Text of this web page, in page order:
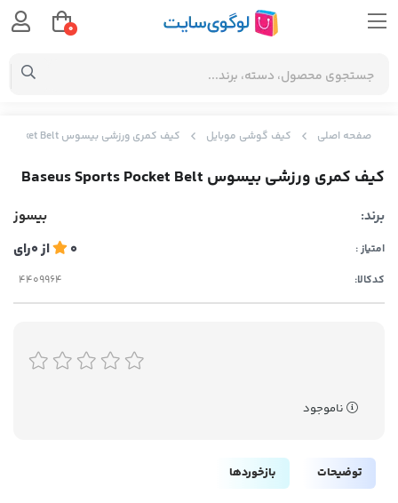
صفحه اصلی کیف گوشی موبایل کیف کمری ورزشی بیسوس Baseus Sports Pocket Belt
کیف کمری ورزشی بیسوس Baseus Sports Pocket Belt
برند: بیسوز
امتیاز : 0 از0رای
کدکالا:
ناموجود
توضیحات بازخوردها
0